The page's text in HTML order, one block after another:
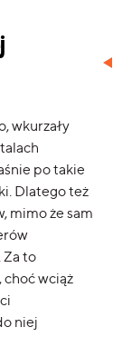
wkurzały
po takie
Dlatego też
mimo że sam
Za to
choć wciąż
niej